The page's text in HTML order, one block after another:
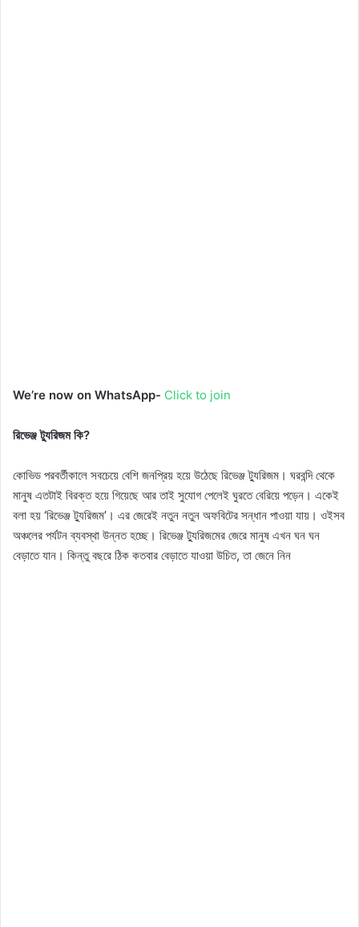
We’re now on WhatsApp- Click to join
রিভেঞ্জ ট্যুরিজম কি?
কোভিড পরবর্তীকালে সবচেয়ে বেশি জনপ্রিয় হয়ে উঠেছে রিভেঞ্জ ট্যুরিজম। ঘরবন্দি থেকে
মানুষ এতটাই বিরক্ত হয়ে গিয়েছে আর তাই সুযোগ পেলেই ঘুরতে বেরিয়ে পড়েন। একেই
বলা হয় ‘রিভেঞ্জ ট্যুরিজম’। এর জেরেই নতুন নতুন অফবিটের সন্ধান পাওয়া যায়। ওইসব
অঞ্চলের পর্যটন ব্যবস্থা উন্নত হচ্ছে। রিভেঞ্জ ট্যুরিজমের জেরে মানুষ এখন ঘন ঘন
বেড়াতে যান। কিন্তু বছরে ঠিক কতবার বেড়াতে যাওয়া উচিত, তা জেনে নিন